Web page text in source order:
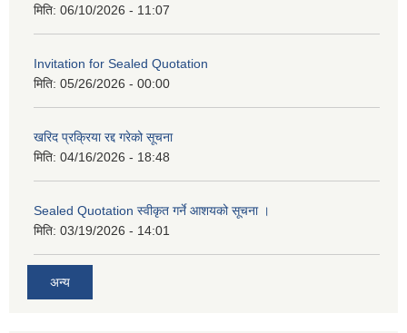
मिति: 06/10/2026 - 11:07
Invitation for Sealed Quotation
मिति: 05/26/2026 - 00:00
खरिद प्रक्रिया रद्द गरेको सूचना
मिति: 04/16/2026 - 18:48
Sealed Quotation स्वीकृत गर्ने आशयको सूचना ।
मिति: 03/19/2026 - 14:01
अन्य